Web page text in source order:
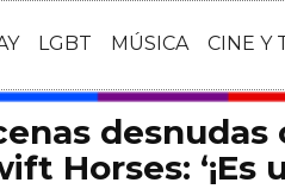
LGBT MÚSICA CINE Y
desnudas
Horses: ‘¡Es